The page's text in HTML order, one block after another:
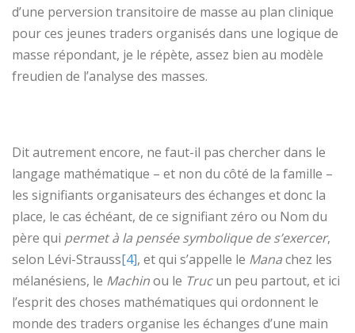
d’une perversion transitoire de masse au plan clinique
pour ces jeunes traders organisés dans une logique de
masse répondant, je le répète, assez bien au modèle
freudien de l’analyse des masses.
Dit autrement encore, ne faut-il pas chercher dans le
langage mathématique – et non du côté de la famille –
les signifiants organisateurs des échanges et donc la
place, le cas échéant, de ce signifiant zéro ou Nom du
père qui permet à la pensée symbolique de s’exercer,
selon Lévi-Strauss[4], et qui s’appelle le Manachez les
mélanésiens, le Machinou le Trucun peu partout, et ici
l’esprit des choses mathématiques qui ordonnent le
monde des traders organise les échanges d’une main